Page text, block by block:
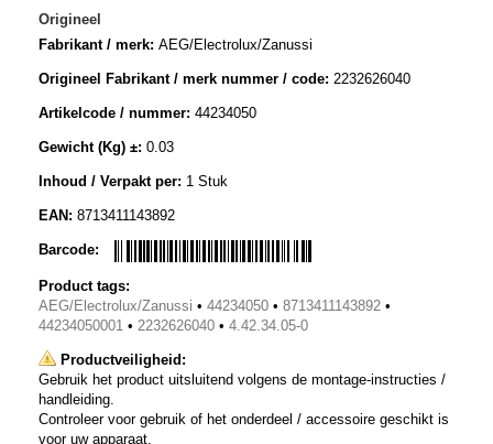
Origineel
Fabrikant / merk: AEG/Electrolux/Zanussi
Origineel Fabrikant / merk nummer / code: 2232626040
Artikelcode / nummer: 44234050
Gewicht (Kg) ±: 0.03
Inhoud / Verpakt per: 1 Stuk
EAN: 8713411143892
Barcode:
Product tags:
AEG/Electrolux/Zanussi • 44234050 • 8713411143892 •
44234050001 • 2232626040 • 4.42.34.05-0
Productveiligheid:
Gebruik het product uitsluitend volgens de montage-instructies /
handleiding.
Controleer voor gebruik of het onderdeel / accessoire geschikt is
voor uw apparaat.